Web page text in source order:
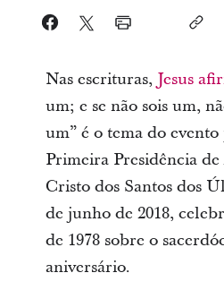
Nas escrituras, Jesus
um; e se não sois um,
um” é o tema do
Primeira Presidência
Cristo dos Santos dos
de junho de 2018,
de 1978 sobre o
aniversário.